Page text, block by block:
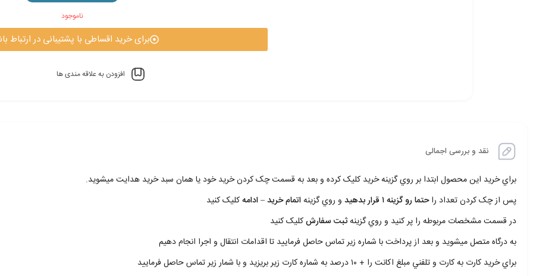
ناموجود
برای خرید اقساطی با پشتیبانی در ارتباط
افزودن به علاقه مندی ها
نقد و بررسی اجمالی
براي خريد اين محصول ابتدا بر روي گزينه خريد کليک کرده و بعد به قسمت چک کردن خريد خود يا همان سبد خريد هدايت ميشويد.
پس از چک کردن تعداد راحتما رو گزينه ۱ قرار بدهيد و روي گزينهاتمام خريد – ادامهکليک کنيد
در قسمت مشخصات مربوطه را پر کنيد و روي گزينهثبت سفارشکليک کنيد
به درگاه متصل ميشويد و بعد از پرداخت با شماره زير تماس حاصل فرماييد تا اقدامات انتقال و اجرا انجام دهيم
براي خريد کارت به کارت و تلفني مبلغ اکانت را + ۱۰ درصد به شماره کارت زير بريزيد و با شمار زير تماس حاصل فرماييد